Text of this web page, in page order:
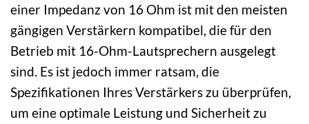
einer Impedanz von 16 Ohm ist mit den meisten
gängigen Verstärkern kompatibel, die für den
Betrieb mit 16-Ohm-Lautsprechern ausgelegt
sind. Es ist jedoch immer ratsam, die
Spezifikationen Ihres Verstärkers zu überprüfen,
um eine optimale Leistung und Sicherheit zu